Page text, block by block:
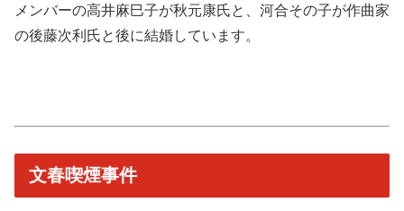
メンバーの高井麻巳子が秋元康氏と、河合その子が作曲家
の後藤次利氏と後に結婚しています。
文春喫煙事件